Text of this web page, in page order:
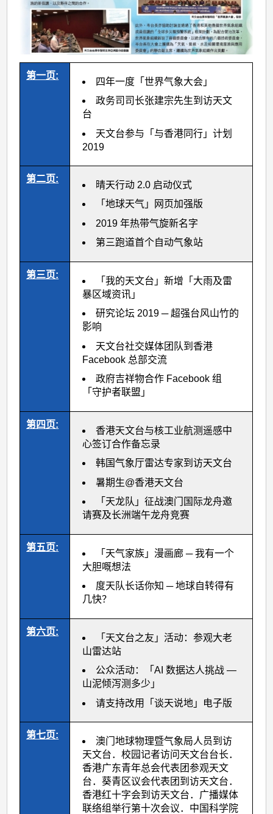
第一页:
四年一度「世界气象大会」
政务司司长张建宗先生到访天文
台
天文台参与「与香港同行」计划
2019
第二页:
晴天行动 2.0 启动仪式
「地球天气」网页加强版
2019 年热带气旋新名字
第三跑道首个自动气象站
第三页:
「我的天文台」新增「大雨及雷
暴区域资讯」
研究论坛 2019 ─ 超强台风山竹的
影响
天文台社交媒体团队到香港
Facebook 总部交流
政府吉祥物合作 Facebook 组
「守护者联盟」
第四页:
香港天文台与核工业航测遥感中
心签订合作备忘录
韩国气象厅雷达专家到访天文台
暑期生@香港天文台
「天龙队」征战澳门国际龙舟邀
请赛及长洲端午龙舟竞赛
第五页:
「天气家族」漫画廊 ─ 我有一个
大胆嘅想法
度天队长话你知 ─ 地球自转得有
几快？
第六页:
「天文台之友」活动：参观大老
山雷达站
公众活动：「AI 数据达人挑战 —
山泥倾泻测多少」
请支持改用「谈天说地」电子版
第七页:
澳门地球物理暨气象局人员到访
天文台．校园记者访问天文台台长．
香港广东青年总会代表团参观天文
台．葵青区议会代表团到访天文台．
香港红十字会到访天文台．广播媒体
联络组举行第十次会议．中国科学院